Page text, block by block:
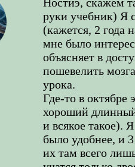
руки учебник) Я
(кажется, 2 года
мне было
объясняет в
пошевелить
урока.
Где-то в октябре
хороший
и всякое такое).
было удобнее, и
их там всего